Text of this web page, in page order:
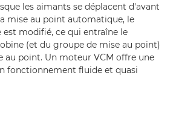
les aimants se déplacent d'avant
mise au point automatique, le
modifié, ce qui entraîne le
(et du groupe de mise au point)
point. Un moteur VCM offre une
fonctionnement fluide et quasi